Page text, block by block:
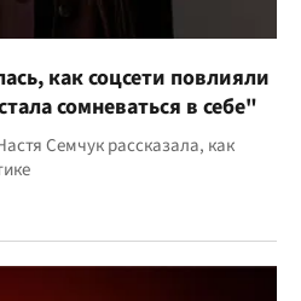
как соцсети повлияли
сомневаться в себе"
Семчук рассказала, как